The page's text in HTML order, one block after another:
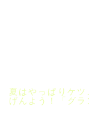
夏はやっぱりケ
げんよう！「グラ